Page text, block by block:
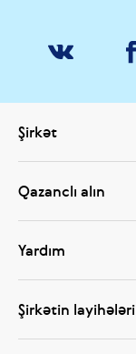
Şirkət
Qazanclı alın
Yardım
Şirkətin layihələri